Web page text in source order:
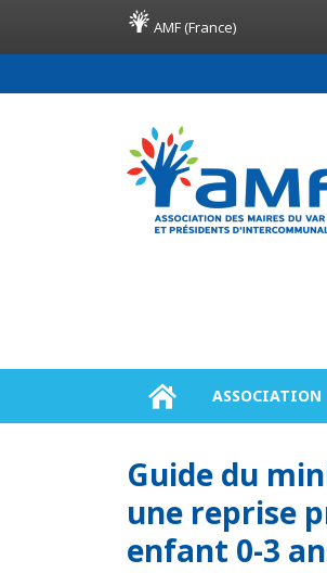
AMF (France)
ASSOCIATION
Guide du
une reprise
enfant 0-3